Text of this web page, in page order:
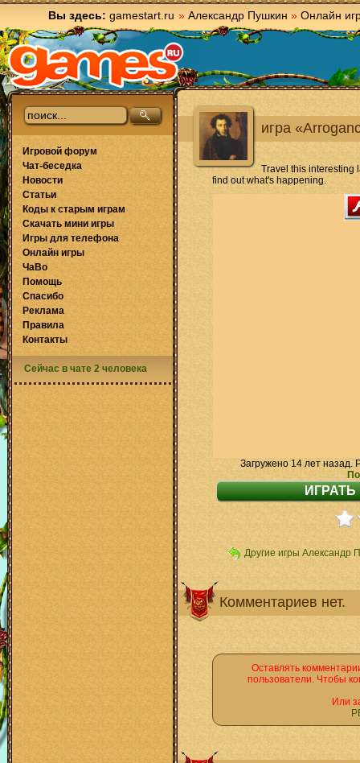
Вы здесь: gamestart.ru » Александр Пушкин » Онлайн
игра
Travel this interesting
find out what's happening.
Загружено 14 лет назад.
Другие игры Александр
Комментариев нет.
Оставлять
пользователи. Чтобы
Или
Игровой форум
Чат-беседка
Новости
Статьи
Коды к старым играм
Скачать мини игры
Игры для телефона
Онлайн игры
ЧаВо
Помощь
Спасибо
Реклама
Правила
Контакты
Сейчас в чате 2 человека